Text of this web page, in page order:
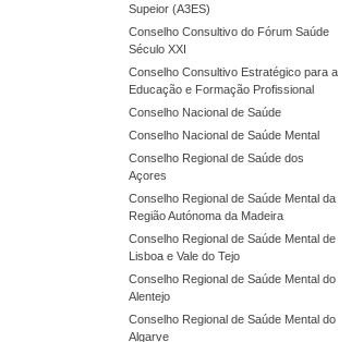
Supeior (A3ES)
Conselho Consultivo do Fórum Saúde
Século XXI
Conselho Consultivo Estratégico para a
Educação e Formação Profissional
Conselho Nacional de Saúde
Conselho Nacional de Saúde Mental
Conselho Regional de Saúde dos
Açores
Conselho Regional de Saúde Mental da
Região Autónoma da Madeira
Conselho Regional de Saúde Mental de
Lisboa e Vale do Tejo
Conselho Regional de Saúde Mental do
Alentejo
Conselho Regional de Saúde Mental do
Algarve